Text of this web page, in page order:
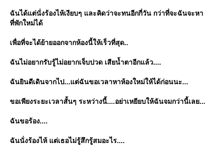
ฉันได้แต่นั่งร้องไห้เงียบๆ และคิดว่าจะทนอีกกี่วัน กว่าที่จะฉันจะหา
ที่พักใหม่ได้
เพื่อที่จะได้ย้ายออกจากห้องนี้ให้เร็วที่สุด..
ฉันไม่อยากรับรู้ไม่อยากเจ็บปวด เสียน้ำตาอีกแล้ว....
ฉันยินดีเดินจากไป...แต่ฉันขอเวลาหาห้องใหม่ให้ได้ก่อนนะ...
ขอเพียงระยะเวลาสั้นๆ ระหว่างนี้....อย่าเหยียบให้ฉันจมกว่านี้เลย...
ฉันขอร้อง....
ฉันนั่งร้องไห้ แต่เธอไม่รู้สึกรู้สมอะไร....